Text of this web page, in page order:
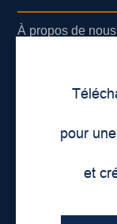
pour
et
À propos de nous
Lieux de